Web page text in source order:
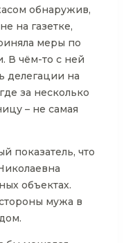
обнаружив,
на газетке,
меры по
В чём-то с ней
делегации на
за несколько
– не самая
показатель, что
объектах.
мужа в